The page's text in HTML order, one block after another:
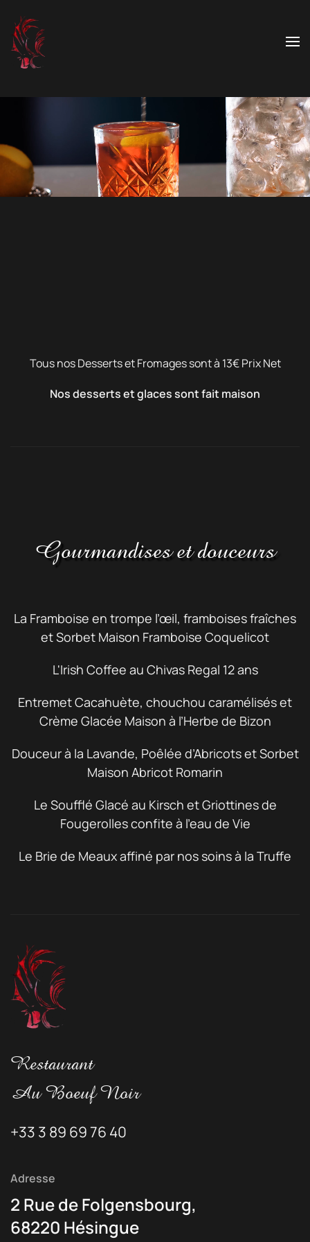
Skip to main content
Tous nos Desserts et Fromages sont à 13€ Prix Net
Nos desserts et glaces sont fait maison
Gourmandises et douceurs
La Framboise en trompe l’œil, framboises fraîches
et Sorbet Maison Framboise Coquelicot
L'Irish Coffee au Chivas Regal 12 ans
Entremet Cacahuète, chouchou caramélisés et
Crème Glacée Maison à l’Herbe de Bizon
Douceur à la Lavande, Poêlée d’Abricots et Sorbet
Maison Abricot Romarin
Le Soufflé Glacé au Kirsch et Griottines de
Fougerolles confite à l'eau de Vie
Le Brie de Meaux affiné par nos soins à la Truffe
Restaurant
Au Boeuf Noir
+33 3 89 69 76 40
Adresse
2 Rue de Folgensbourg,
68220 Hésingue